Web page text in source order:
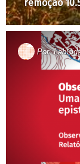
remoção
Por